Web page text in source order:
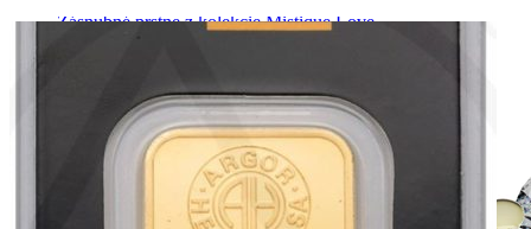
Zásnubné prstne z kolekcie Mistique Love.